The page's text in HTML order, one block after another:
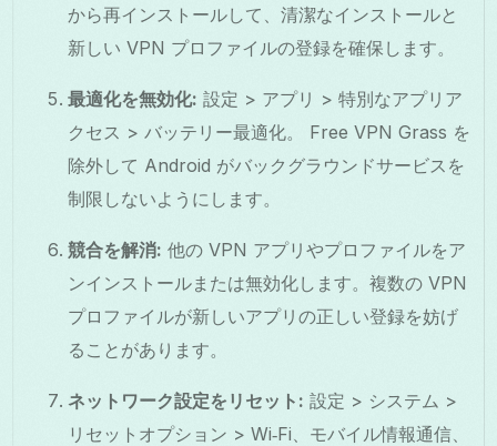
から再インストールして、清潔なインストールと
新しい VPN プロファイルの登録を確保します。
最適化を無効化: 設定 > アプリ > 特別なアプリア
クセス > バッテリー最適化。 Free VPN Grass を
除外して Android がバックグラウンドサービスを
制限しないようにします。
競合を解消: 他の VPN アプリやプロファイルをア
ンインストールまたは無効化します。複数の VPN
プロファイルが新しいアプリの正しい登録を妨げ
ることがあります。
ネットワーク設定をリセット: 設定 > システム >
リセットオプション > Wi‑Fi、モバイル情報通信、